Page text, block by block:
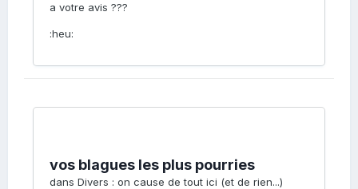
a votre avis ???
:heu:
vos blagues les plus pourries
dans Divers : on cause de tout ici (et de rien...)